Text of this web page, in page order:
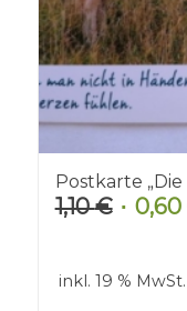
Postkarte
1,10€
1,10 €
0,60
inkl. 19 % MwSt.